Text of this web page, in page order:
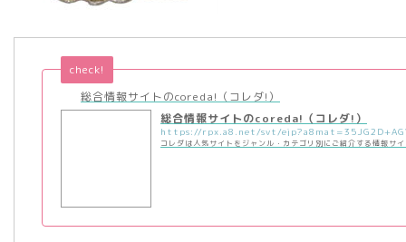
総合情報サイトのcoreda!（コレダ!）
check!
総合情報サイトのcoreda!（コレダ!）
コレダは人気サイトをジャンル・カテゴリ別にご紹介する情報サ